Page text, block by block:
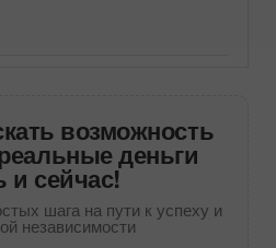
возможность
деньги
и сейчас!
шага на пути к успеху и
независимости